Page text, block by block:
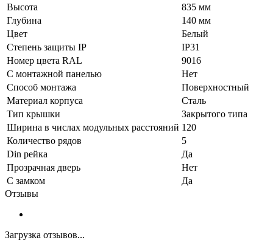
Высота
835 мм
Глубина
140 мм
Цвет
Белый
Степень защиты IP
IP31
Номер цвета RAL
9016
С монтажной панелью
Нет
Способ монтажа
Поверхностный
Материал корпуса
Сталь
Тип крышки
Закрытого типа
Ширина в числах модульных расстояний 120
Количество рядов
5
Din рейка
Да
Прозрачная дверь
Нет
С замком
Да
Отзывы
Загрузка отзывов...